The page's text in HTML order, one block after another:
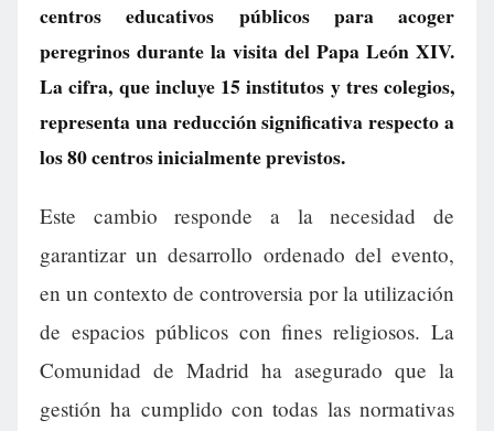
centros educativos públicos para acoger
peregrinos durante la visita del Papa León XIV.
La cifra, que incluye 15 institutos y tres colegios,
representa una reducción significativa respecto a
los 80 centros inicialmente previstos.
Este cambio responde a la necesidad de
garantizar un desarrollo ordenado del evento,
en un contexto de controversia por la utilización
de espacios públicos con fines religiosos. La
Comunidad de Madrid ha asegurado que la
gestión ha cumplido con todas las normativas